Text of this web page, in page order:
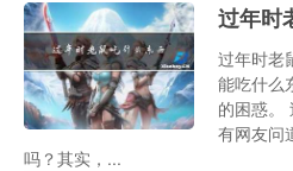
过年时
过年时老
能吃什么
的困惑。
有网友问
吗？其实，...